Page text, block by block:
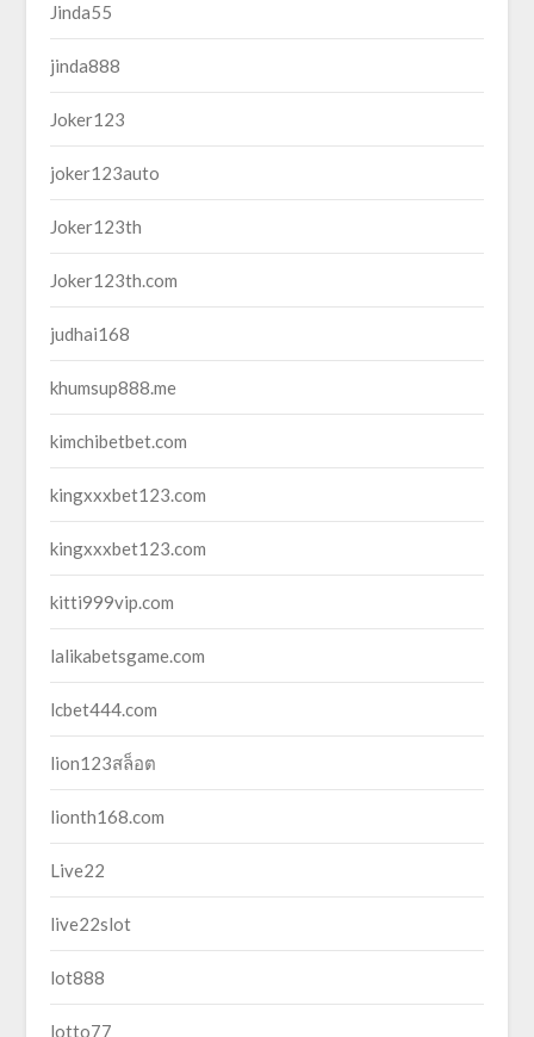
Jinda55
jinda888
Joker123
joker123auto
Joker123th
Joker123th.com
judhai168
khumsup888.me
kimchibetbet.com
kingxxxbet123.com
kingxxxbet123.com
kitti999vip.com
lalikabetsgame.com
lcbet444.com
lion123สล็อต
lionth168.com
Live22
live22slot
lot888
lotto77